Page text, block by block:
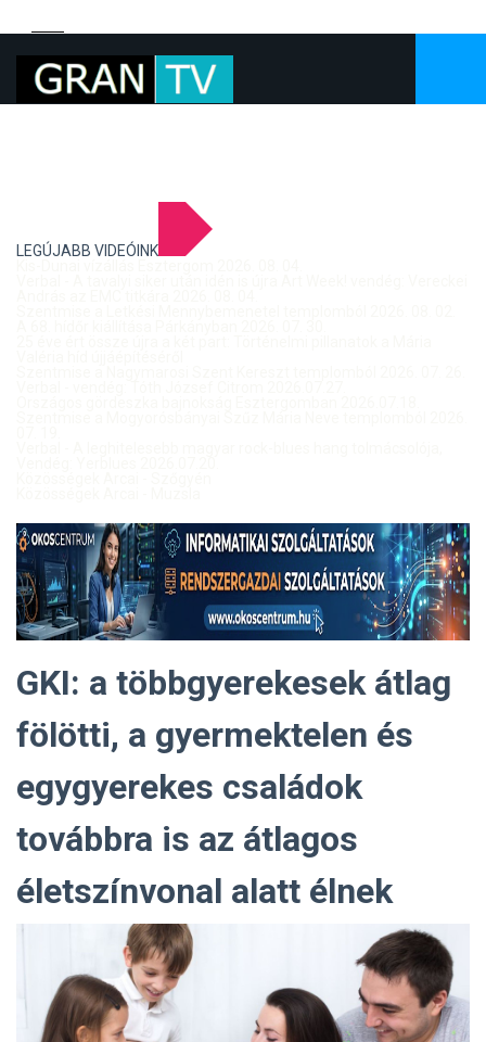
LEGÚJABB VIDEÓINK
GKI: a többgyerekesek átlag
fölötti, a gyermektelen és
egygyerekes családok
továbbra is az átlagos
életszínvonal alatt élnek